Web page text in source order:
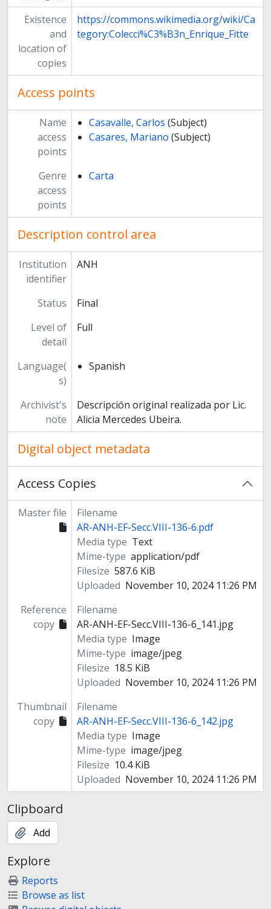
Existence
and
location of
copies
https://commons.wikimedia.org/wiki/Ca
tegory:Colecci%C3%B3n_Enrique_Fitte
Access points
Name
access
points
Casavalle, Carlos (Subject)
Casares, Mariano (Subject)
Genre
access
points
Carta
Description control area
Institution
identifier
ANH
Status
Final
Level of
detail
Full
Language(
s)
Spanish
Archivist's
note
Descripción original realizada por Lic.
Alicia Mercedes Ubeira.
Digital object metadata
Access Copies
Master file
Filename
AR-ANH-EF-Secc.VIII-136-6.pdf
Media type Text
Mime-type application/pdf
Filesize 587.6 KiB
Uploaded November 10, 2024 11:26 PM
Reference
copy
Filename
AR-ANH-EF-Secc.VIII-136-6_141.jpg
Media type Image
Mime-type image/jpeg
Filesize 18.5 KiB
Uploaded November 10, 2024 11:26 PM
Thumbnail
copy
Filename
AR-ANH-EF-Secc.VIII-136-6_142.jpg
Media type Image
Mime-type image/jpeg
Filesize 10.4 KiB
Uploaded November 10, 2024 11:26 PM
Clipboard
Add
Explore
Reports
Browse as list